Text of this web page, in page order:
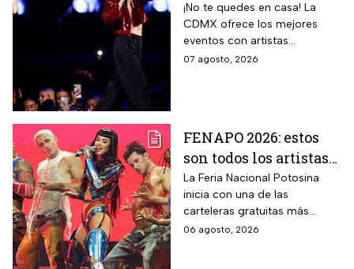
en la CDMX hoy 7 de
agosto
¡No te quedes en casa! La
CDMX ofrece los mejores
eventos con artistas
internacionales este viernes 7
07 agosto, 2026
FENAPO 2026: estos
son todos los artistas
que darán conciertos
GRATIS en San Luis
Potosí
La Feria Nacional Potosina
inicia con una de las
carteleras gratuitas más
esperadas del año. Consulta
06 agosto, 2026